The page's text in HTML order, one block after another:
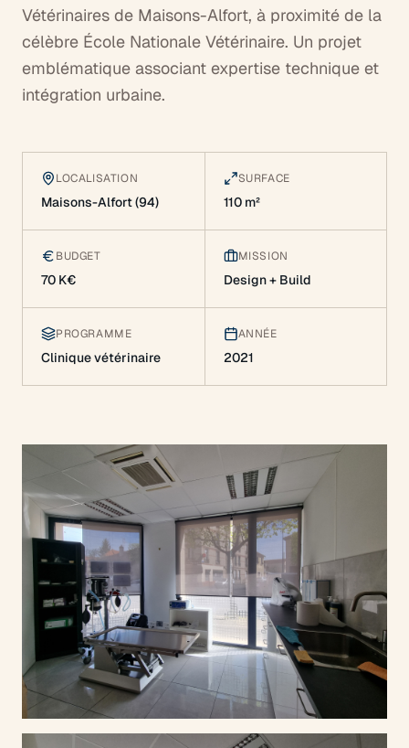
Vétérinaires de Maisons-Alfort, à proximité de la
célèbre École Nationale Vétérinaire. Un projet
emblématique associant expertise technique et
intégration urbaine.
LOCALISATION
Maisons-Alfort (94)
SURFACE
110 m²
BUDGET
70 K€
MISSION
Design + Build
PROGRAMME
Clinique vétérinaire
ANNÉE
2021